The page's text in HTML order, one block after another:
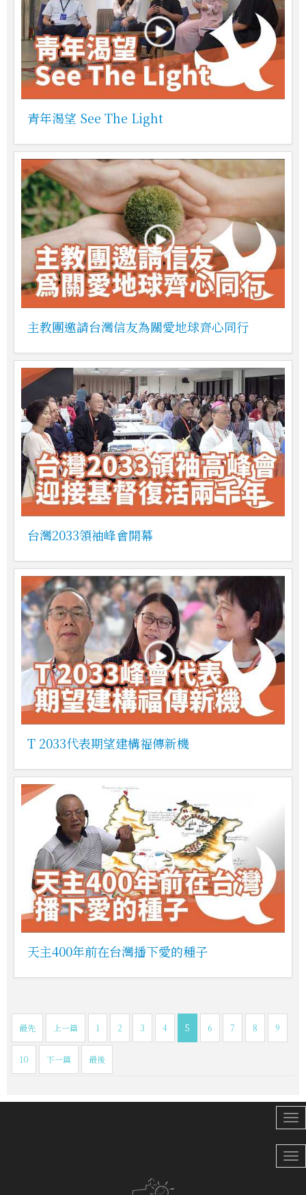
青年渴望 See The Light
主教團邀請台灣信友為關愛地球齊心同行
台灣2033領袖峰會開幕
T 2033代表期望建構福傳新機
天主400年前在台灣播下愛的種子
最先 上一篇 1 2 3 4 5 6 7 8 9
10 下一篇 最後